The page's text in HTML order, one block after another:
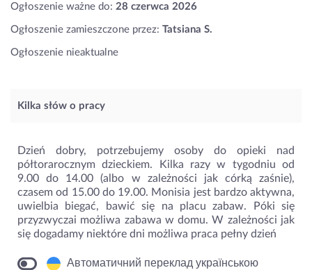
Ogłoszenie ważne do: 28 czerwca 2026
Ogłoszenie zamieszczone przez: Tatsiana S.
Ogłoszenie nieaktualne
Kilka słów o pracy
Dzień dobry, potrzebujemy osoby do opieki nad
półtorarocznym dzieckiem. Kilka razy w tygodniu od
9.00 do 14.00 (albo w zależności jak córką zaśnie),
czasem od 15.00 do 19.00. Monisia jest bardzo aktywna,
uwielbia biegać, bawić się na placu zabaw. Póki się
przyzwyczai możliwa zabawa w domu. W zależności jak
się dogadamy niektóre dni możliwa praca pełny dzień
Автоматичний переклад українською